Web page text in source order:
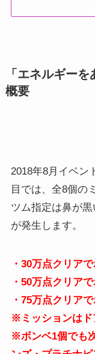
「エネルギー
概要
2018年8月イベン
目では、全8個の
ツム指定は鼻が
が発生します。
・30万点クリア
・50万点クリア
・75万点クリア
※ミッションはド
※ボンベ1個でも